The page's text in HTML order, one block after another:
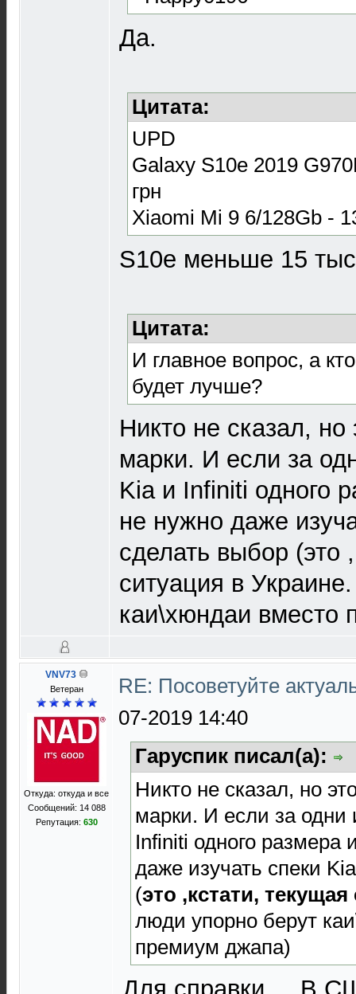
Да.
Цитата:
UPD
Galaxy S10e 2019
грн
Xiaomi Mi 9 6/128Gb -
S10e меньше 15
Цитата:
И главное вопрос, а
будет лучше?
Никто не сказал,
марки. И если за
Kia и Infiniti одного
не нужно даже
сделать выбор (это
ситуация в
каи\хюндаи вместо
VNV73
Ветеран
Откуда: откуда и все
Сообщений: 14 088
Репутация: 630
RE: Посоветуйте
07-2019 14:40
Гаруспик писал(а):
Никто не сказал, но
марки. И если за одни
Infiniti одного размера
даже изучать спеки
(это ,кстати,
люди упорно берут
премиум джапа)